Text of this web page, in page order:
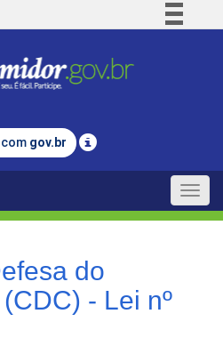
Comunica BR
Legislação
gov.br
Toggle
do
- Lei nº